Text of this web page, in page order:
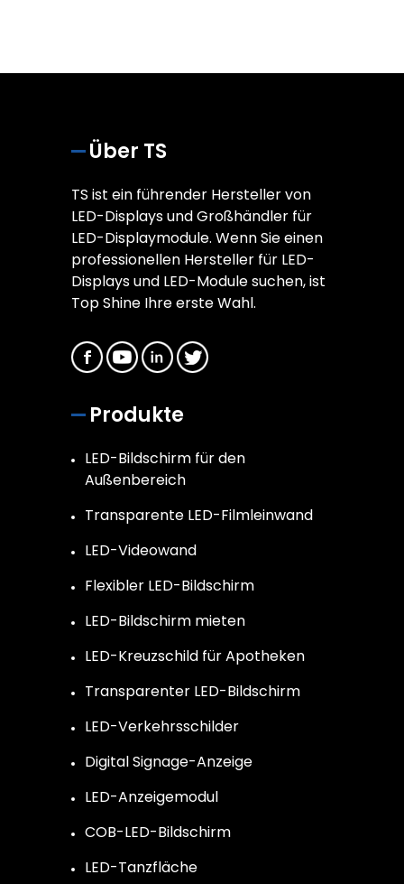
Über TS
TS ist ein führender Hersteller von
LED-Displays und Großhändler für
LED-Displaymodule. Wenn Sie einen
professionellen Hersteller für LED-
Displays und LED-Module suchen, ist
Top Shine Ihre erste Wahl.
Produkte
LED-Bildschirm für den
Außenbereich
Transparente LED-Filmleinwand
LED-Videowand
Flexibler LED-Bildschirm
LED-Bildschirm mieten
LED-Kreuzschild für Apotheken
Transparenter LED-Bildschirm
LED-Verkehrsschilder
Digital Signage-Anzeige
LED-Anzeigemodul
COB-LED-Bildschirm
LED-Tanzfläche